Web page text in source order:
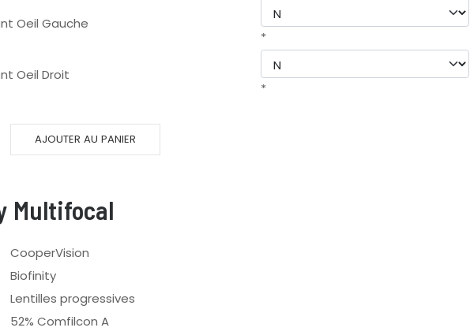
Oeil Gauche
*
Oeil Droit
*
AJOUTER AU PANIER
Multifocal
CooperVision
Biofinity
Lentilles progressives
52% Comfilcon A